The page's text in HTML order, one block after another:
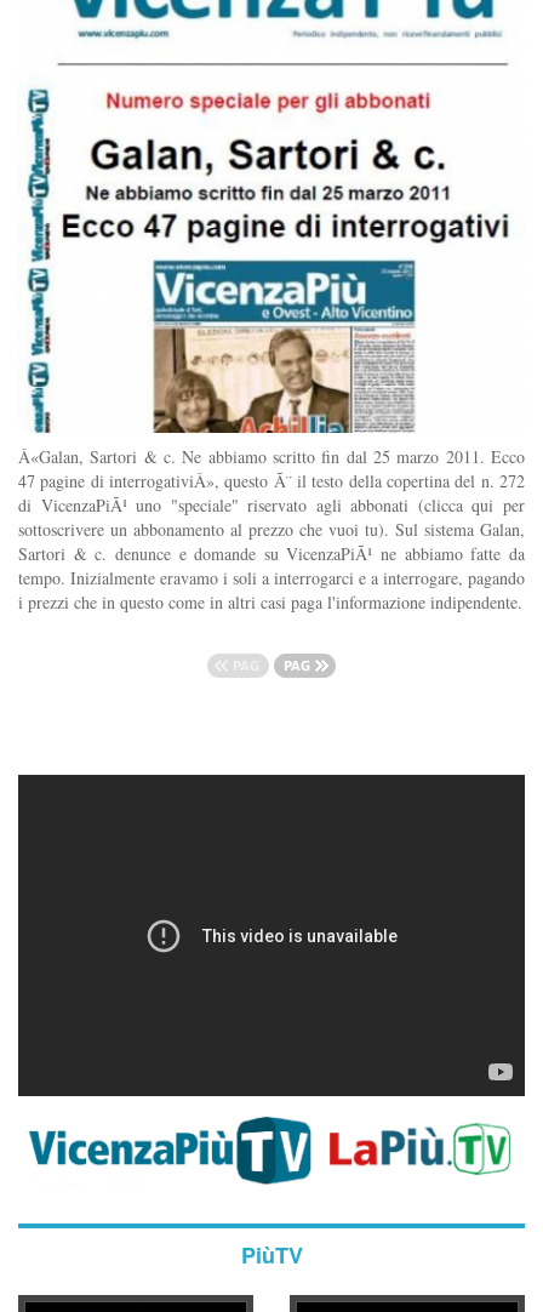
Â«Galan, Sartori & c. Ne abbiamo scritto fin dal 25 marzo 2011. Ecco
47 pagine di interrogativiÂ», questo Ã¨ il testo della copertina del n. 272
di VicenzaPiÃ¹ uno "speciale" riservato agli abbonati (clicca qui per
sottoscrivere un abbonamento al prezzo che vuoi tu). Sul sistema Galan,
Sartori & c. denunce e domande su VicenzaPiÃ¹ ne abbiamo fatte da
tempo. Inizialmente eravamo i soli a interrogarci e a interrogare, pagando
i prezzi che in questo come in altri casi paga l'informazione indipendente.
PiùTV